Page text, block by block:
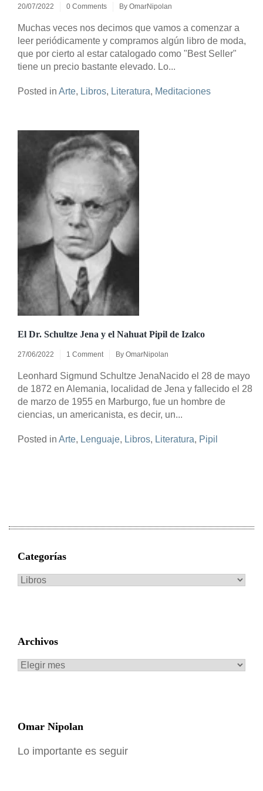
20/07/2022 0 Comments By OmarNipolan
Muchas veces nos decimos que vamos a comenzar a
leer periódicamente y compramos algún libro de moda,
que por cierto al estar catalogado como "Best Seller"
tiene un precio bastante elevado. Lo...
Posted in Arte, Libros, Literatura, Meditaciones
El Dr. Schultze Jena y el Nahuat Pipil de Izalco
27/06/2022 1 Comment By OmarNipolan
Leonhard Sigmund Schultze JenaNacido el 28 de mayo
de 1872 en Alemania, localidad de Jena y fallecido el 28
de marzo de 1955 en Marburgo, fue un hombre de
ciencias, un americanista, es decir, un...
Posted in Arte, Lenguaje, Libros, Literatura, Pipil
Categorías
Categorías
Archivos
Archivos
Omar Nipolan
Lo importante es seguir